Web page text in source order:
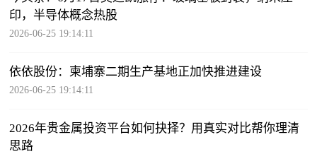
印，半导体概念热股
2026-06-25 19:14:11
依依股份：柬埔寨二期生产基地正加快推进建设
2026-06-25 19:14:11
2026年贵金属投资平台如何抉择？用真实对比帮你理清
思路